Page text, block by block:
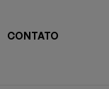
CONTATO